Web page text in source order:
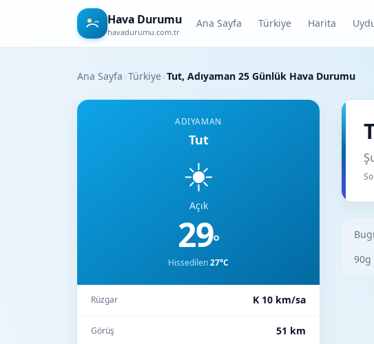
Hava Durumu
havadurumu.com.tr
Ana Sayfa Türkiye Harita
Ana Sayfa ›Türkiye›Tut, Adıyaman 25 Günlük Hava Durumu
ADIYAMAN
Tut
☀️
Açık
29°
Hissedilen27°C
Rüzgar K 10 km/sa
Görüş 51 km
90g